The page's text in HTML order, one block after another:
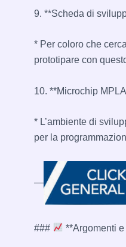
9. **Scheda di
* Per coloro che
prototipare con
10. **Microchip
* L’ambiente di
per la
—
### **Argomenti